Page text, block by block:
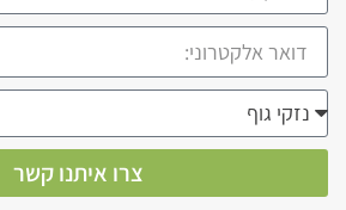
צרו איתנו קשר